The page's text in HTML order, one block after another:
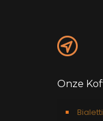
Onze